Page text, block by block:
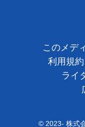
このメデ
利用規約
ライ
© 2023- 株式